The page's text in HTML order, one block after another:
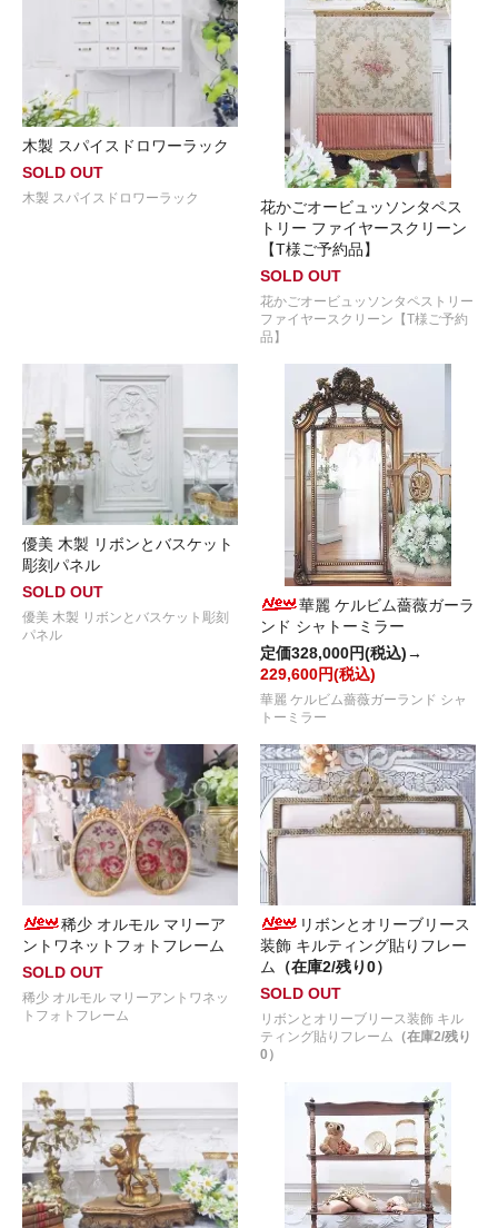
木製 スパイスドロワーラック
SOLD OUT
木製 スパイスドロワーラック
花かごオービュッソンタペス
トリー ファイヤースクリーン
【T様ご予約品】
SOLD OUT
花かごオービュッソンタペストリー
ファイヤースクリーン【T様ご予約
品】
優美 木製 リボンとバスケット
彫刻パネル
SOLD OUT
優美 木製 リボンとバスケット彫刻
パネル
華麗 ケルビム薔薇ガーラ
ンド シャトーミラー
定価328,000円(税込)→
229,600円(税込)
華麗 ケルビム薔薇ガーランド シャ
トーミラー
稀少 オルモル マリーア
ントワネットフォトフレーム
SOLD OUT
稀少 オルモル マリーアントワネッ
トフォトフレーム
リボンとオリーブリース
装飾 キルティング貼りフレー
ム （在庫2/残り0）
SOLD OUT
リボンとオリーブリース装飾 キル
ティング貼りフレーム （在庫2/残り
0）